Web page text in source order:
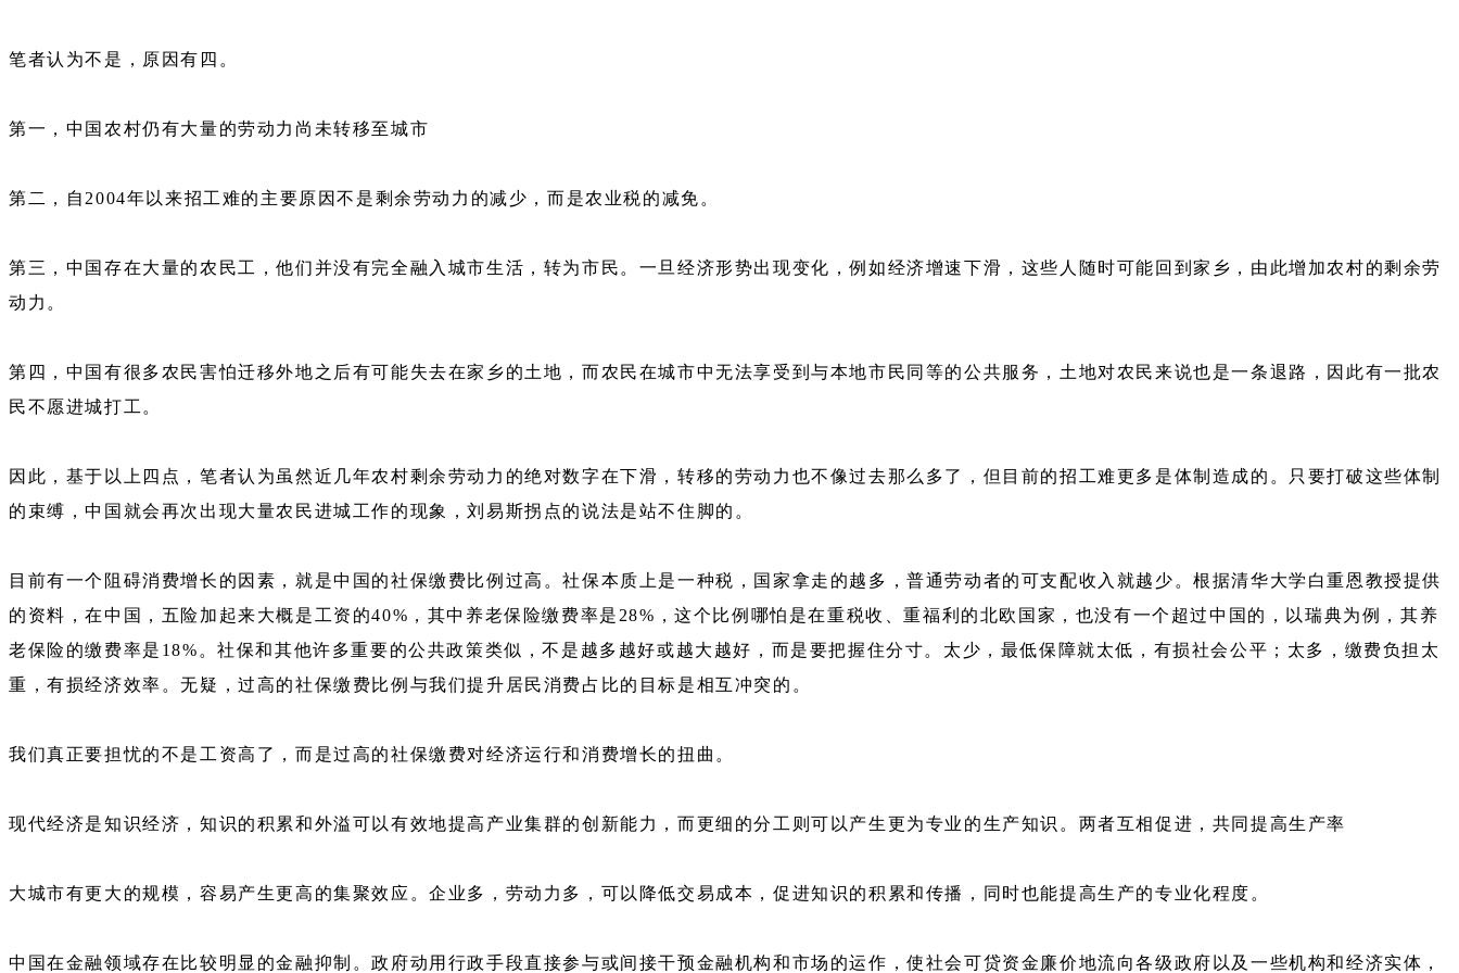
笔者认为不是，原因有四。
第一，中国农村仍有大量的劳动力尚未转移至城市
第二，自2004年以来招工难的主要原因不是剩余劳动力的减少，而是农业税的减免。
第三，中国存在大量的农民工，他们并没有完全融入城市生活，转为市民。一旦经济形势出现变化，例如经济增速下滑，这些人随时可能回到家乡，由此增加农村的剩余劳
动力。
第四，中国有很多农民害怕迁移外地之后有可能失去在家乡的土地，而农民在城市中无法享受到与本地市民同等的公共服务，土地对农民来说也是一条退路，因此有一批农
民不愿进城打工。
因此，基于以上四点，笔者认为虽然近几年农村剩余劳动力的绝对数字在下滑，转移的劳动力也不像过去那么多了，但目前的招工难更多是体制造成的。只要打破这些体制
的束缚，中国就会再次出现大量农民进城工作的现象，刘易斯拐点的说法是站不住脚的。
目前有一个阻碍消费增长的因素，就是中国的社保缴费比例过高。社保本质上是一种税，国家拿走的越多，普通劳动者的可支配收入就越少。根据清华大学白重恩教授提供
的资料，在中国，五险加起来大概是工资的40%，其中养老保险缴费率是28%，这个比例哪怕是在重税收、重福利的北欧国家，也没有一个超过中国的，以瑞典为例，其养
老保险的缴费率是18%。社保和其他许多重要的公共政策类似，不是越多越好或越大越好，而是要把握住分寸。太少，最低保障就太低，有损社会公平；太多，缴费负担太
重，有损经济效率。无疑，过高的社保缴费比例与我们提升居民消费占比的目标是相互冲突的。
我们真正要担忧的不是工资高了，而是过高的社保缴费对经济运行和消费增长的扭曲。
现代经济是知识经济，知识的积累和外溢可以有效地提高产业集群的创新能力，而更细的分工则可以产生更为专业的生产知识。两者互相促进，共同提高生产率
大城市有更大的规模，容易产生更高的集聚效应。企业多，劳动力多，可以降低交易成本，促进知识的积累和传播，同时也能提高生产的专业化程度。
中国在金融领域存在比较明显的金融抑制。政府动用行政手段直接参与或间接干预金融机构和市场的运作，使社会可贷资金廉价地流向各级政府以及一些机构和经济实体，